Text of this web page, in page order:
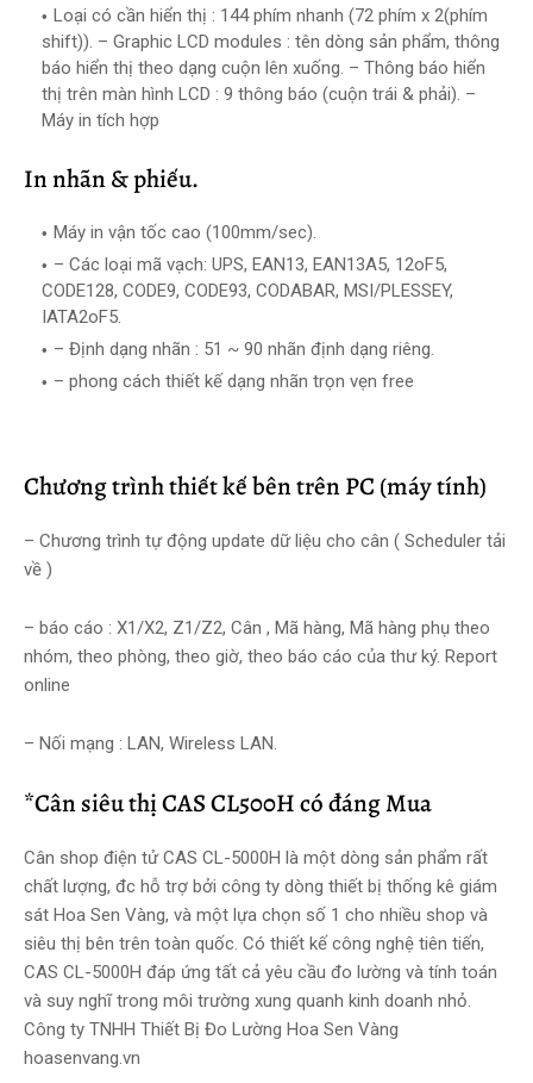
Loại có cần hiển thị : 144 phím nhanh (72 phím x 2(phím
shift)). – Graphic LCD modules : tên dòng sản phẩm, thông
báo hiển thị theo dạng cuộn lên xuống. – Thông báo hiển
thị trên màn hình LCD : 9 thông báo (cuộn trái & phải). –
Máy in tích hợp
In nhãn & phiếu.
Máy in vận tốc cao (100mm/sec).
– Các loại mã vạch: UPS, EAN13, EAN13A5, 12oF5,
CODE128, CODE9, CODE93, CODABAR, MSI/PLESSEY,
IATA2oF5.
– Định dạng nhãn : 51 ~ 90 nhãn định dạng riêng.
– phong cách thiết kế dạng nhãn trọn vẹn free
Chương trình thiết kế bên trên PC (máy tính)
– Chương trình tự động update dữ liệu cho cân ( Scheduler tải
về )
– báo cáo : X1/X2, Z1/Z2, Cân , Mã hàng, Mã hàng phụ theo
nhóm, theo phòng, theo giờ, theo báo cáo của thư ký. Report
online
– Nối mạng : LAN, Wireless LAN.
*Cân siêu thị CAS CL500H có đáng Mua
Cân shop điện tử CAS CL-5000H là một dòng sản phẩm rất
chất lượng, đc hỗ trợ bởi công ty dòng thiết bị thống kê giám
sát Hoa Sen Vàng, và một lựa chọn số 1 cho nhiều shop và
siêu thị bên trên toàn quốc. Có thiết kế công nghệ tiên tiến,
CAS CL-5000H đáp ứng tất cả yêu cầu đo lường và tính toán
và suy nghĩ trong môi trường xung quanh kinh doanh nhỏ.
Công ty TNHH Thiết Bị Đo Lường Hoa Sen Vàng
hoasenvang.vn